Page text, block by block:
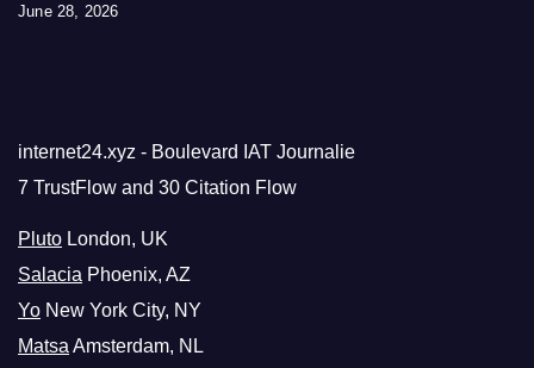
June 28, 2026
internet24.xyz - Boulevard IAT Journalie
7 TrustFlow and 30 Citation Flow
Pluto London, UK
Salacia Phoenix, AZ
Yo New York City, NY
Matsa Amsterdam, NL